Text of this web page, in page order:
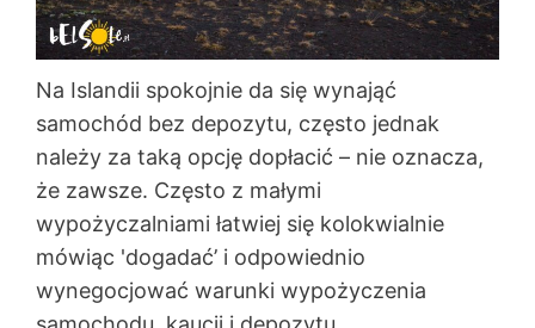
Na Islandii spokojnie da się wynająć
samochód bez depozytu, często jednak
należy za taką opcję dopłacić – nie oznacza,
że zawsze. Często z małymi
wypożyczalniami łatwiej się kolokwialnie
mówiąc 'dogadać’ i odpowiednio
wynegocjować warunki wypożyczenia